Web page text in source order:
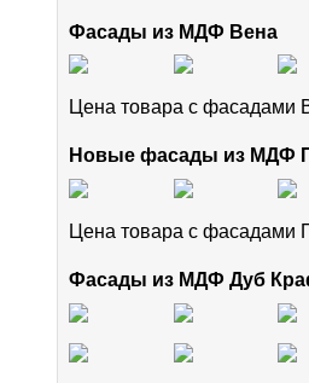
Фасады из МДФ Вена
Цена товара с фасадами
Новые фасады из МДФ
Цена товара с
Фасады из МДФ Дуб